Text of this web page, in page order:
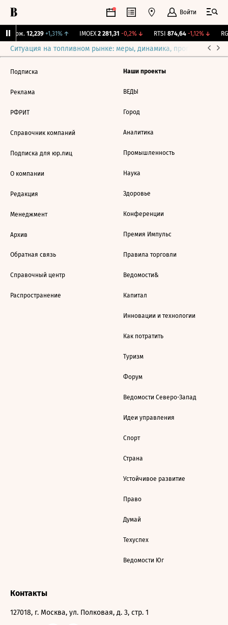
Войти
Бирж. 12,239 +1,31%↑ IMOEX 2 281,31 -0,2%↓ RTSI 874,64 -1,12%↓
Ситуация на топливном рынке: меры, динамика, прогнозы
Подписка
Реклама
РФРИТ
Справочник компаний
Подписка для юр.лиц
О компании
Редакция
Менеджмент
Архив
Обратная связь
Справочный центр
Распространение
Наши проекты
ВЕДЫ
Город
Аналитика
Промышленность
Наука
Здоровье
Конференции
Премия Импульс
Правила торговли
Ведомости&
Капитал
Инновации и технологии
Как потратить
Туризм
Форум
Ведомости Северо-Запад
Идеи управления
Спорт
Страна
Устойчивое развитие
Право
Думай
Техуспех
Ведомости Юг
Контакты
127018, г. Москва, ул. Полковая, д. 3, стр. 1